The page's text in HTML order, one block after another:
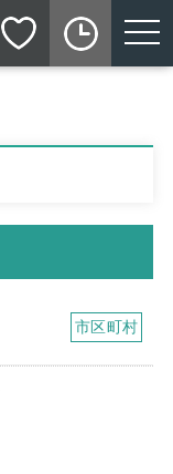
toggle
市区町村